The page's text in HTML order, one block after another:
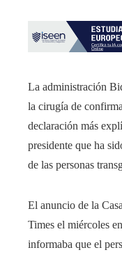
La administración
la cirugía de
declaración más
presidente que ha
de las personas
El anuncio de la
Times el miércoles
informaba que el